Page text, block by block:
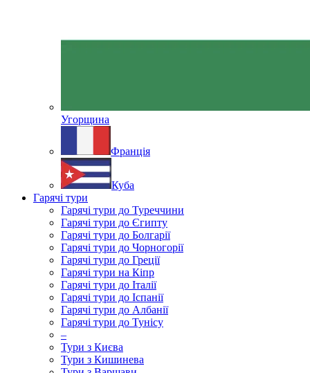
Угорщина
Франція
Куба
Гарячі тури
Гарячі тури до Туреччини
Гарячі тури до Єгипту
Гарячі тури до Болгарії
Гарячі тури до Чорногорії
Гарячі тури до Греції
Гарячі тури на Кіпр
Гарячі тури до Італії
Гарячі тури до Іспанії
Гарячі тури до Албанії
Гарячі тури до Тунісу
–
Тури з Києва
Тури з Кишинева